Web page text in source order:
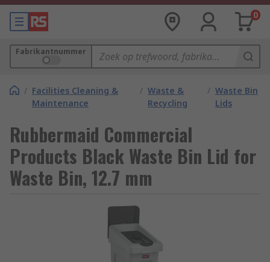
0
Fabrikantnummer
/ Facilities Cleaning &
Maintenance
/ Waste &
Recycling
/ Waste Bin
Lids
Rubbermaid Commercial
Products Black Waste Bin Lid for
Waste Bin, 12.7 mm